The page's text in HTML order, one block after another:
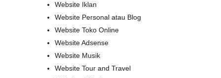
Website Iklan
Website Personal atau Blog
Website Toko Online
Website Adsense
Website Musik
Website Tour and Travel